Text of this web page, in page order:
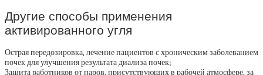
Другие способы применения
активированного угля
Острая передозировка, лечение пациентов с хроническим заболеванием
почек для улучшения результата диализа почек;
Защита работников от паров, присутствующих в рабочей атмосфере, за